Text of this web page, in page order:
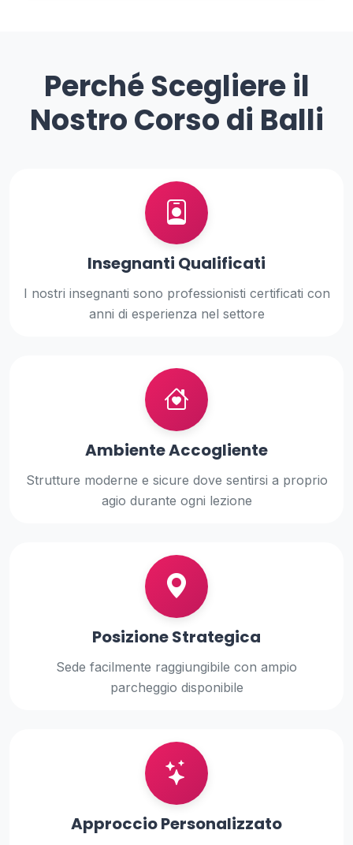
Perché Scegliere il
Nostro Corso di Balli
Insegnanti Qualificati
I nostri insegnanti sono professionisti certificati con
anni di esperienza nel settore
Ambiente Accogliente
Strutture moderne e sicure dove sentirsi a proprio
agio durante ogni lezione
Posizione Strategica
Sede facilmente raggiungibile con ampio
parcheggio disponibile
Approccio Personalizzato